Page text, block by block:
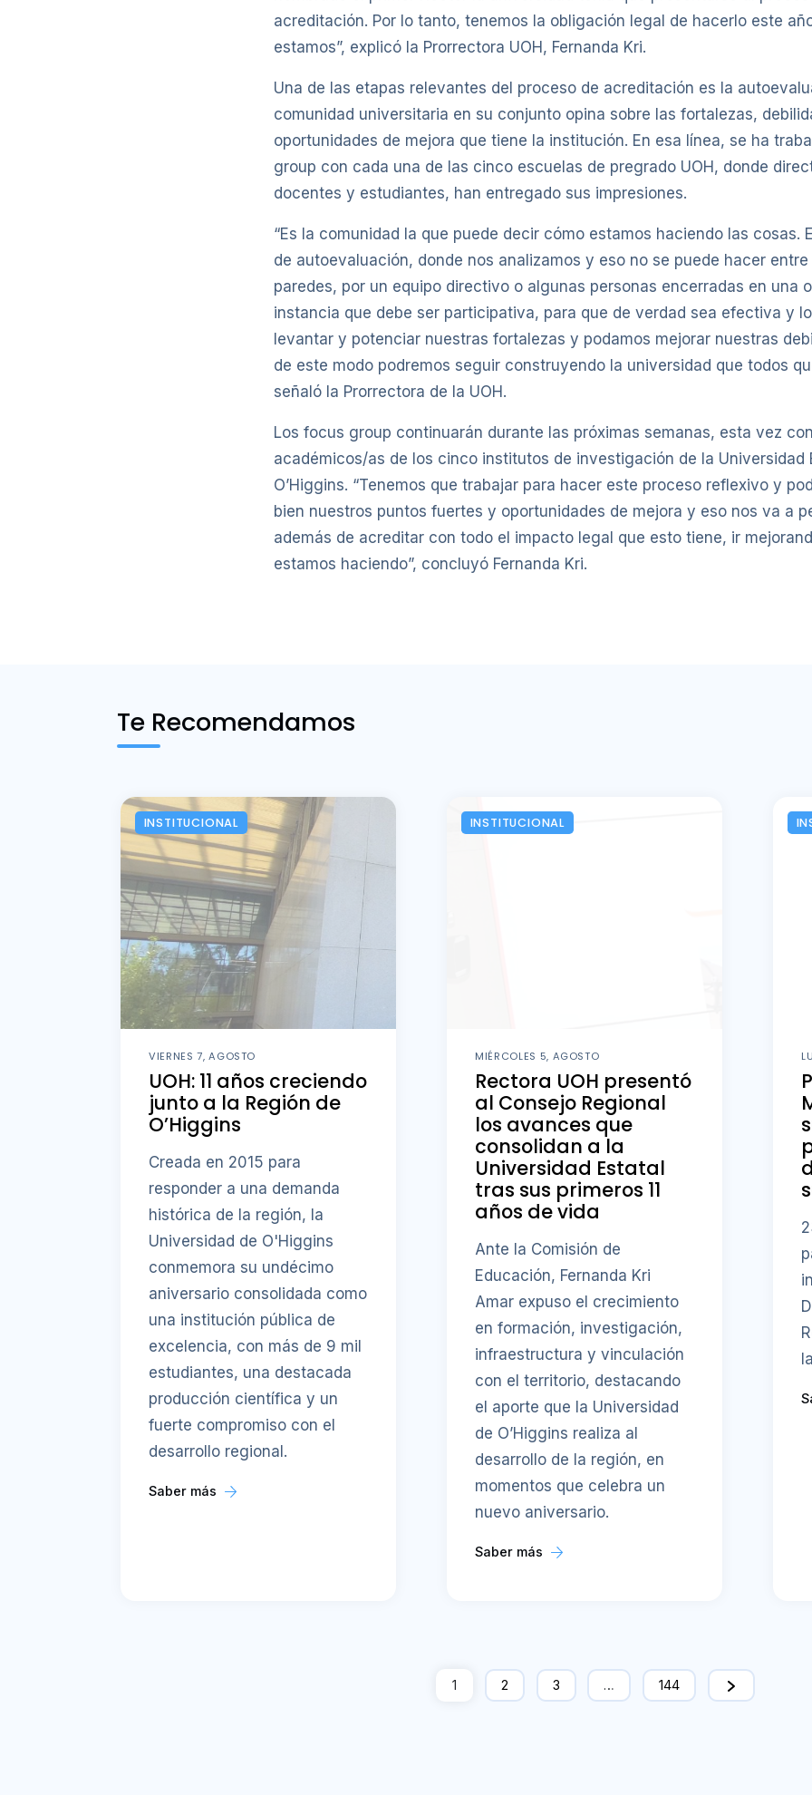
acreditación. Por lo tanto, tenemos la obligación legal de hacerlo este
estamos”, explicó la Prorrectora UOH, Fernanda Kri.
Una de las etapas relevantes del proceso de acreditación es la
comunidad universitaria en su conjunto opina sobre las fortalezas,
oportunidades de mejora que tiene la institución. En esa línea, se ha
group con cada una de las cinco escuelas de pregrado UOH, donde
docentes y estudiantes, han entregado sus impresiones.
“Es la comunidad la que puede decir cómo estamos haciendo las cosas.
de autoevaluación, donde nos analizamos y eso no se puede hacer
paredes, por un equipo directivo o algunas personas encerradas en una
instancia que debe ser participativa, para que de verdad sea efectiva y
levantar y potenciar nuestras fortalezas y podamos mejorar nuestras
de este modo podremos seguir construyendo la universidad que todos
señaló la Prorrectora de la UOH.
Los focus group continuarán durante las próximas semanas, esta vez
académicos/as de los cinco institutos de investigación de la Universidad
O’Higgins. “Tenemos que trabajar para hacer este proceso reflexivo y
bien nuestros puntos fuertes y oportunidades de mejora y eso nos va a
además de acreditar con todo el impacto legal que esto tiene, ir
estamos haciendo”, concluyó Fernanda Kri.
Te Recomendamos
INSTITUCIONAL
VIERNES 7, AGOSTO
UOH: 11 años creciendo
junto a la Región de
O’Higgins
Creada en 2015 para
responder a una demanda
histórica de la región, la
Universidad de O'Higgins
conmemora su undécimo
aniversario consolidada como
una institución pública de
excelencia, con más de 9 mil
estudiantes, una destacada
producción científica y un
fuerte compromiso con el
desarrollo regional.
Saber más
INSTITUCIONAL
MIÉRCOLES 5, AGOSTO
Rectora UOH presentó
al Consejo Regional
los avances que
consolidan a la
Universidad Estatal
tras sus primeros 11
años de vida
Ante la Comisión de
Educación, Fernanda Kri
Amar expuso el crecimiento
en formación, investigación,
infraestructura y vinculación
con el territorio, destacando
el aporte que la Universidad
de O’Higgins realiza al
desarrollo de la región, en
momentos que celebra un
nuevo aniversario.
Saber más
1 2 3 … 144